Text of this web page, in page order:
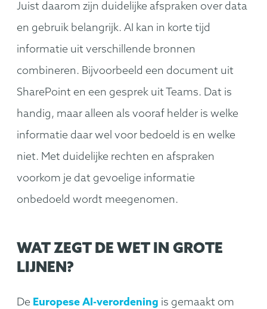
Juist daarom zijn duidelijke afspraken over data
en gebruik belangrijk. AI kan in korte tijd
informatie uit verschillende bronnen
combineren. Bijvoorbeeld een document uit
SharePoint en een gesprek uit Teams. Dat is
handig, maar alleen als vooraf helder is welke
informatie daar wel voor bedoeld is en welke
niet. Met duidelijke rechten en afspraken
voorkom je dat gevoelige informatie
onbedoeld wordt meegenomen.
WAT ZEGT DE WET IN GROTE
LIJNEN?
De Europese AI-verordening is gemaakt om